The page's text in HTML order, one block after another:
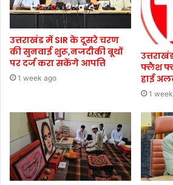
उत्तराखंड में SIR के दूसरे चरण
की सुनवाई शुरू,नजदीकी बूथों
पर दर्ज करा सकेंगे आपत्ति
1 week ago
फ्लैश
हाई
1